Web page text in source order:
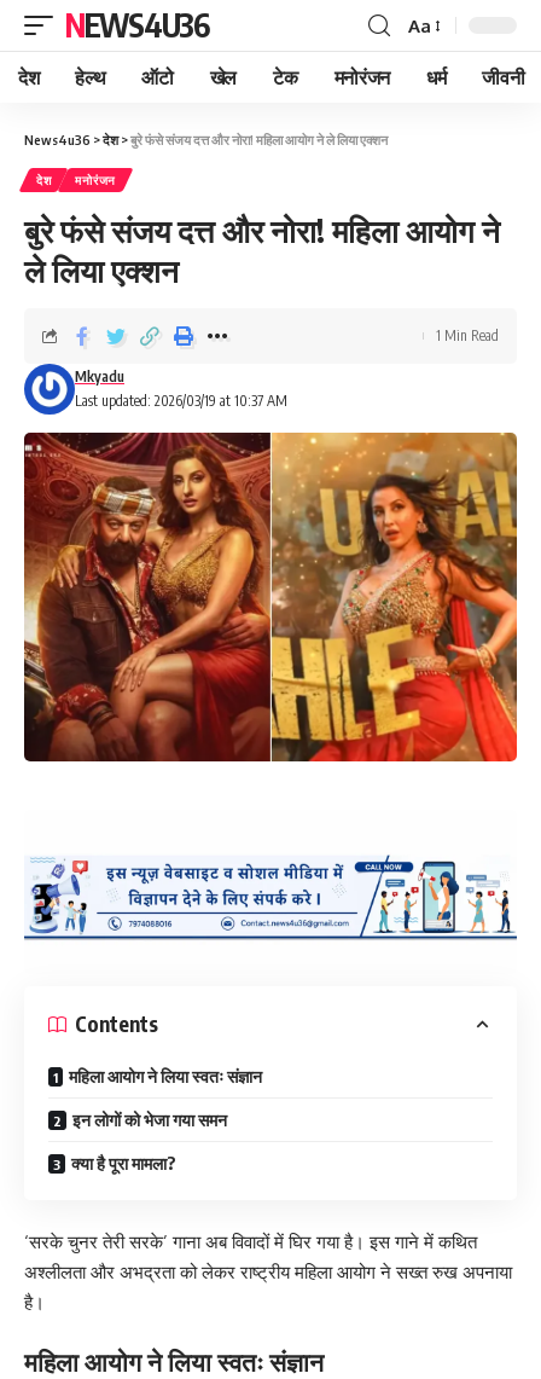
NEWS4U36 Aa
देश हेल्थ ऑटो खेल टेक मनोरंजन धर्म जीवनी
News4u36 >देश>बुरे फंसे संजय दत्त और नोरा! महिला आयोग ने ले लिया एक्शन
देश मनोरंजन
बुरे फंसे संजय दत्त और नोरा! महिला आयोग ने
ले लिया एक्शन
Last updated: 2026/03/19 at 10:37 AM
Mkyadu
1 Min Read
Contents
महिला आयोग ने लिया स्वतः संज्ञान
इन लोगों को भेजा गया समन
क्या है पूरा मामला?
‘सरके चुनर तेरी सरके’ गाना अब विवादों में घिर गया है। इस गाने में कथित
अश्लीलता और अभद्रता को लेकर राष्ट्रीय महिला आयोग ने सख्त रुख अपनाया
है।
महिला आयोग ने लिया स्वतः संज्ञान